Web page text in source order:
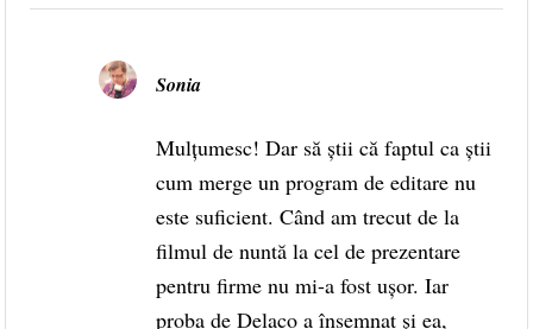
Sonia
Mulțumesc! Dar să știi că faptul ca știi
cum merge un program de editare nu
este suficient. Când am trecut de la
filmul de nuntă la cel de prezentare
pentru firme nu mi-a fost ușor. Iar
proba de Delaco a însemnat și ea,